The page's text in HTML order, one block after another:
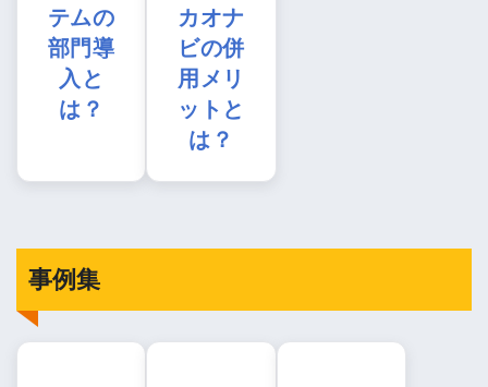
テムの
部門導
入と
は？
カオナ
ビの併
用メリ
ットと
は？
事例集